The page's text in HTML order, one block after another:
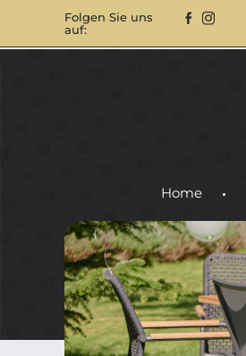
Folgen Sie uns
auf:
Home